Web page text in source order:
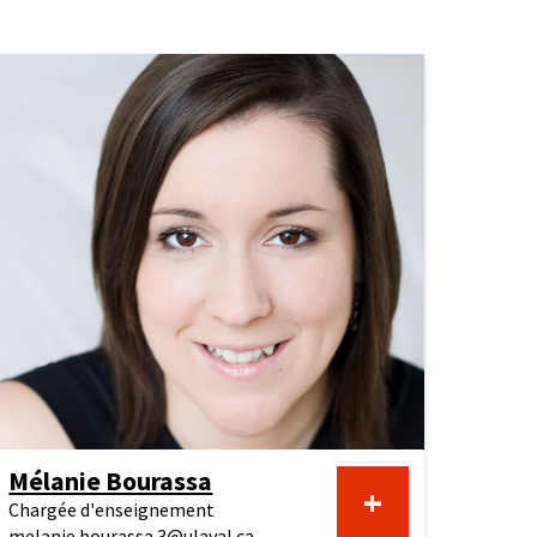
Jonathan
Bolduc
Mélanie Bourassa
Chargée d'enseignement
En
+